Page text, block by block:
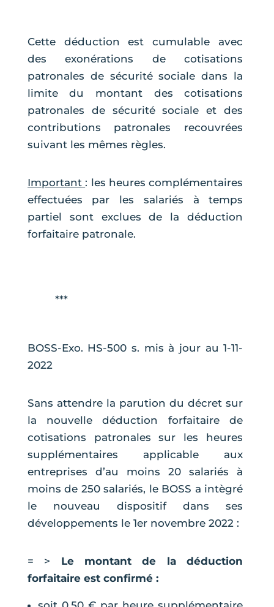
Cette déduction est cumulable avec
des exonérations de cotisations
patronales de sécurité sociale dans la
limite du montant des cotisations
patronales de sécurité sociale et des
contributions patronales recouvrées
suivant les mêmes règles.
Important: les heures complémentaires
effectuées par les salariés à temps
partiel sont exclues de la déduction
forfaitaire patronale.
***
BOSS-Exo. HS-500 s. mis à jour au 1-11-
2022
Sans attendre la parution du décret sur
la nouvelle déduction forfaitaire de
cotisations patronales sur les heures
supplémentaires applicable aux
entreprises d’au moins 20 salariés à
moins de 250 salariés, le BOSS a intègré
le nouveau dispositif dans ses
développements le 1er novembre 2022 :
= > Le montant de la déduction
forfaitaire est confirmé :